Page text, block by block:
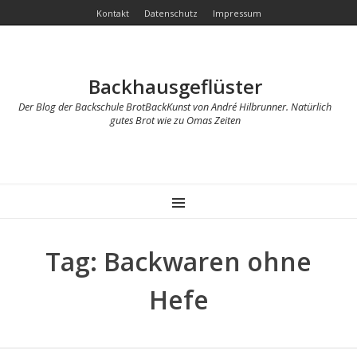
Kontakt Datenschutz Impressum
Backhausgeflüster
Der Blog der Backschule BrotBackKunst von André Hilbrunner. Natürlich
gutes Brot wie zu Omas Zeiten
MENU
Tag: Backwaren ohne
Hefe